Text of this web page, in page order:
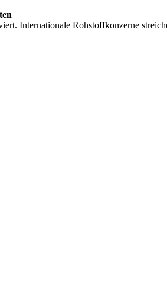
Internationale Rohstoffkonzerne